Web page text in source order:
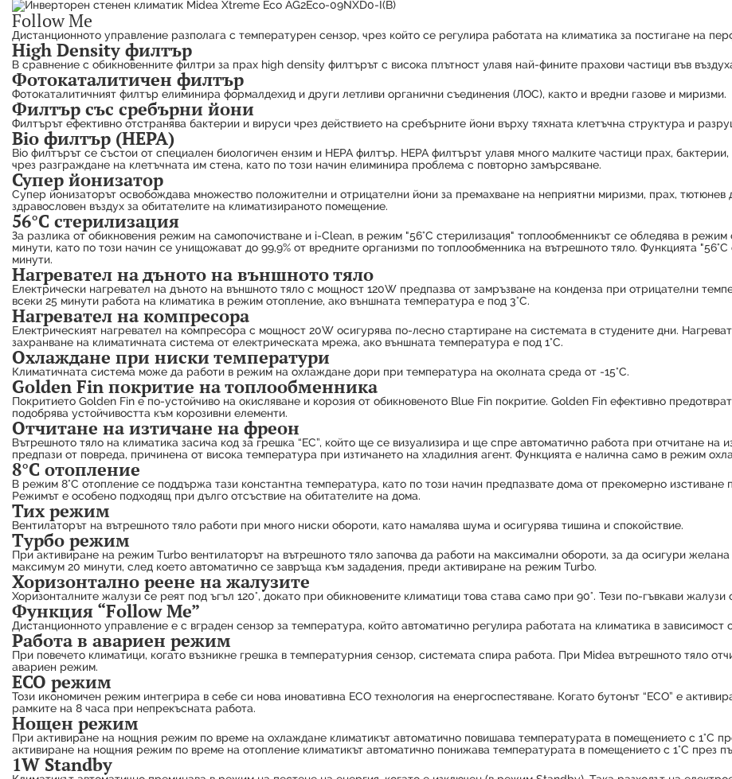
Follow Me
Дистанционното управление разполага с температурен сензор, чрез който се регулира работата на климатика за постигане на
High Density филтър
В сравнение с обикновенните филтри за прах high density филтърът с висока плътност улавя най-фините прахови частици във
Фотокаталитичен филтър
Фотокаталитичният филтър елиминира формалдехид и други летливи органични съединения (ЛОС), както и вредни газове и миризми.
Филтър със сребърни йони
Филтърът ефективно отстранява бактерии и вируси чрез действието на сребърните йони върху тяхната клетъчна структура и
Bio филтър (HEPA)
Bio филтърът се състои от специален биологичен ензим и HEPA филтър. HEPA филтърът улавя много малките частици прах,
чрез разграждане на клетъчната им стена, като по този начин елиминира проблема с повторно замърсяване.
Супер йонизатор
Супер йонизаторът освобождава множество положителни и отрицателни йони за премахване на неприятни миризми, прах, тютюнев
здравословен въздух за обитателите на климатизираното помещение.
56°C стерилизация
За разлика от обикновения режим на самопочистване и i-Clean, в режим "56°C стерилизация" топлообменникът се обледява в режим
минути, като по този начин се унищожават до 99,9% от вредните организми по топлообменника на вътрешното тяло. Функцията
минути.
Нагревател на дъното на външното тяло
Електрически нагревател на дъното на външното тяло с мощност 120W предпазва от замръзване на конденза при отрицателни
всеки 25 минути работа на климатика в режим отопление, ако външната температура е под 3°C.
Нагревател на компресора
Електрическият нагревател на компресора с мощност 20W осигурява по-лесно стартиране на системата в студените дни.
захранване на климатичната система от електрическата мрежа, ако външната температура е под 1°C.
Охлаждане при ниски температури
Климатичната система може да работи в режим на охлаждане дори при температура на околната среда от -15°C.
Golden Fin покритие на топлообменника
Покритието Golden Fin е по-устойчиво на окисляване и корозия от обикновеното Blue Fin покритие. Golden Fin ефективно
подобрява устойчивостта към корозивни елементи.
Отчитане на изтичане на фреон
Вътрешното тяло на климатика засича код за грешка “EC”, който ще се визуализира и ще спре автоматично работа при отчитане
предпази от повреда, причинена от висока температура при изтичането на хладилния агент. Функцията е налична само в режим
8°C отопление
В режим 8°C отопление се поддържа тази константна температура, като по този начин предпазвате дома от прекомерно
Режимът е особено подходящ при дълго отсъствие на обитателите на дома.
Тих режим
Вентилаторът на вътрешното тяло работи при много ниски обороти, като намалява шума и осигурява тишина и спокойствие.
Турбо режим
При активиране на режим Turbo вентилаторът на вътрешното тяло започва да работи на максимални обороти, за да осигури
максимум 20 минути, след което автоматично се завръща към зададения, преди активиране на режим Turbo.
Хоризонтално реене на жалузите
Хоризонталните жалузи се реят под ъгъл 120°, докато при обикновените климатици това става само при 90°. Тези по-гъвкави
Функция “Follow Me”
Дистанционното управление е с вграден сензор за температура, който автоматично регулира работата на климатика в
Работа в авариен режим
При повечето климатици, когато възникне грешка в температурния сензор, системата спира работа. При Midea вътрешното тяло
авариен режим.
ECO режим
Този икономичен режим интегрира в себе си нова иновативна ECO технология на енергоспестяване. Когато бутонът “ECO” е
рамките на 8 часа при непрекъсната работа.
Нощен режим
При активиране на нощния режим по време на охлаждане климатикът автоматично повишава температурата в помещението с 1°C
активиране на нощния режим по време на отопление климатикът автоматично понижава температурата в помещението с 1°C през
1W Standby